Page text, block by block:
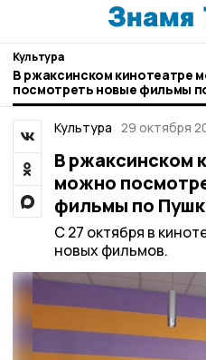
Культура
В ржаксинском кинотеатре
посмотреть новые фильмы по
Пушкинской карте
Культура 29 октября
В ржаксинском
можно
фильмы по
С 27 октября в
новых фильмов.